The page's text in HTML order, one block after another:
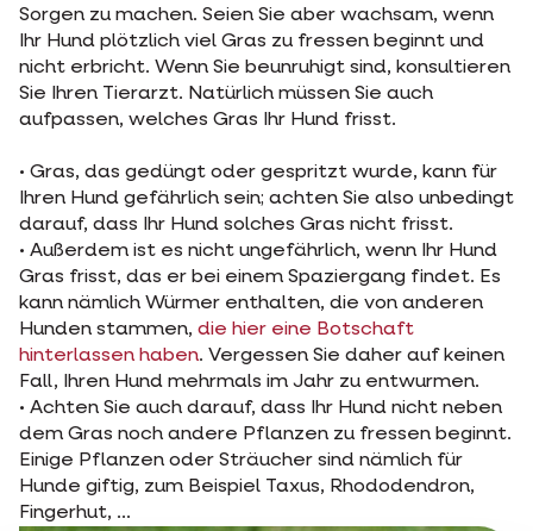
Sorgen zu machen. Seien Sie aber wachsam, wenn
Ihr Hund plötzlich viel Gras zu fressen beginnt und
nicht erbricht. Wenn Sie beunruhigt sind, konsultieren
Sie Ihren Tierarzt. Natürlich müssen Sie auch
aufpassen, welches Gras Ihr Hund frisst.
• Gras, das gedüngt oder gespritzt wurde, kann für
Ihren Hund gefährlich sein; achten Sie also unbedingt
darauf, dass Ihr Hund solches Gras nicht frisst.
• Außerdem ist es nicht ungefährlich, wenn Ihr Hund
Gras frisst, das er bei einem Spaziergang findet. Es
kann nämlich Würmer enthalten, die von anderen
Hunden stammen, die hier eine Botschaft
hinterlassen haben. Vergessen Sie daher auf keinen
Fall, Ihren Hund mehrmals im Jahr zu entwurmen.
• Achten Sie auch darauf, dass Ihr Hund nicht neben
dem Gras noch andere Pflanzen zu fressen beginnt.
Einige Pflanzen oder Sträucher sind nämlich für
Hunde giftig, zum Beispiel Taxus, Rhododendron,
Fingerhut, ...